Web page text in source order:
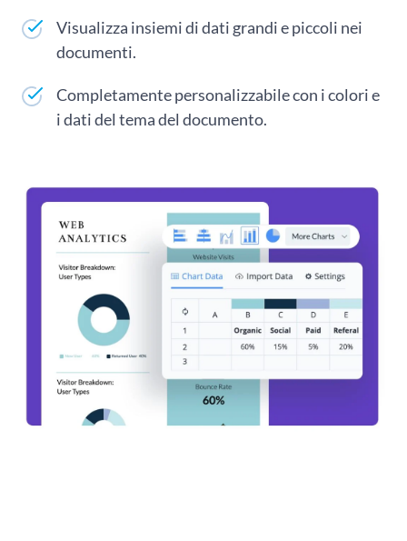
Visualizza insiemi di dati grandi e piccoli nei
documenti.
Completamente personalizzabile con i colori e
i dati del tema del documento.